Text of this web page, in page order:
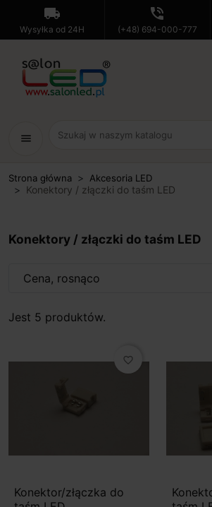
local_shipping
Wysyłka od 24H
phone_in_talk
(+48) 694-000-777
menu
Strona główna Akcesoria LED
Konektory / złączki do taśm LED
Konektory / złączki do taśm LED
Jest 5 produktów.
Cena, rosnąco
favorite_border
Konektor/złączka do